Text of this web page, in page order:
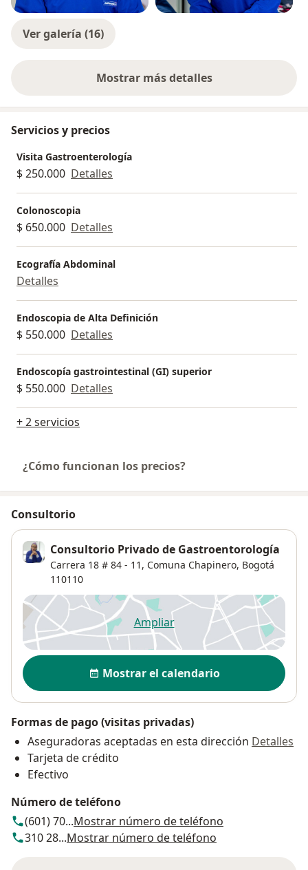
Ver galería (16)
Mostrar más detalles
sobre la experiencia
Servicios y precios
Visita Gastroenterología
$ 250.000 Detalles
Colonoscopia
$ 650.000 Detalles
Ecografía Abdominal
Detalles
Endoscopia de Alta Definición
$ 550.000 Detalles
Endoscopía gastrointestinal (GI) superior
$ 550.000 Detalles
+ 2 servicios
¿Cómo funcionan los precios?
Consultorio
Consultorio Privado de Gastroentorología
Carrera 18 # 84 - 11, Comuna Chapinero, Bogotá
110110
Ampliarse abre en una nueva
Disponibilidad
Mostrar el calendario
Formas de pago (visitas privadas)
Aseguradoras aceptadas en esta dirección Detalles
Tarjeta de crédito
Efectivo
Número de teléfono
(601) 70...Mostrar número de teléfono
310 28...Mostrar número de teléfono